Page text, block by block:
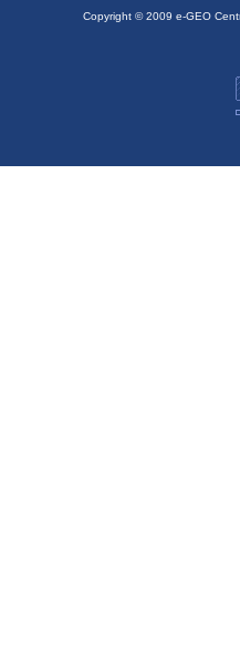
Copyright © 2009 e-GEO